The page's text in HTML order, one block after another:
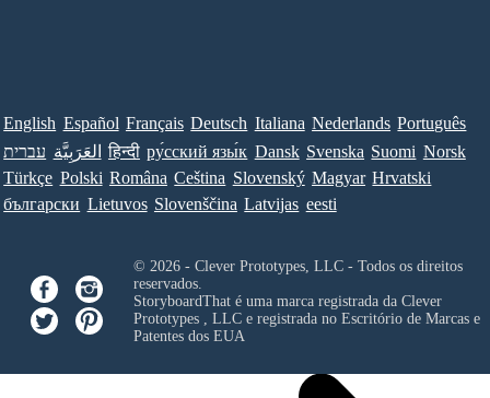
English Español Français Deutsch Italiana Nederlands Português
עברית العَرَبِيَّة हिन्दी ру́сский язы́к Dansk Svenska Suomi Norsk
Türkçe Polski Româna Ceština Slovenský Magyar Hrvatski
български Lietuvos Slovenščina Latvijas eesti
© 2026 - Clever Prototypes, LLC - Todos os direitos
reservados.
StoryboardThat é uma marca registrada da Clever
Prototypes , LLCe registrada no Escritório de Marcas e
Patentes dos EUA